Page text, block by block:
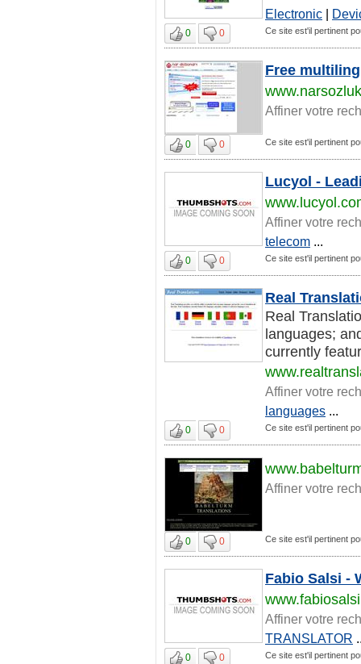
Electronic |
0 0 Ce site est'il pertinent
Free
Affiner votre
0 0 Ce site est'il pertinent
Lucyol -
Affiner votre
telecom ...
0 0 Ce site est'il pertinent
Real
Real
languages;
currently
Affiner votre
languages ...
0 0 Ce site est'il pertinent
Affiner votre
0 0 Ce site est'il pertinent
Fabio Salsi -
Affiner votre
TRANSLATOR
0 0 Ce site est'il pertinent